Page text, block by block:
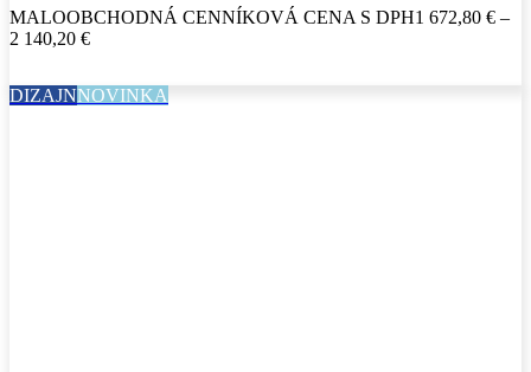
MALOOBCHODNÁ CENNÍKOVÁ CENA S DPH1 672,80 € –
2 140,20 €Price
672,80 €
DIZAJNNOVINKA